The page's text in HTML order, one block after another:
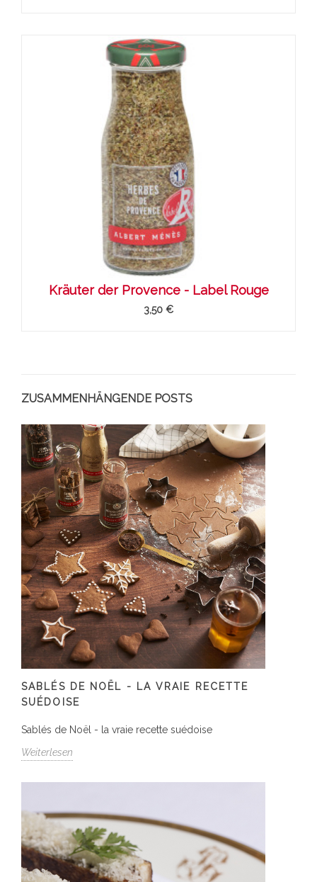
Kräuter der Provence - Label Rouge
3,50 €
ZUSAMMENHÄNGENDE POSTS
SABLÉS DE NOËL - LA VRAIE RECETTE
SUÉDOISE
Sablés de Noël - la vraie recette suédoise
Weiterlesen